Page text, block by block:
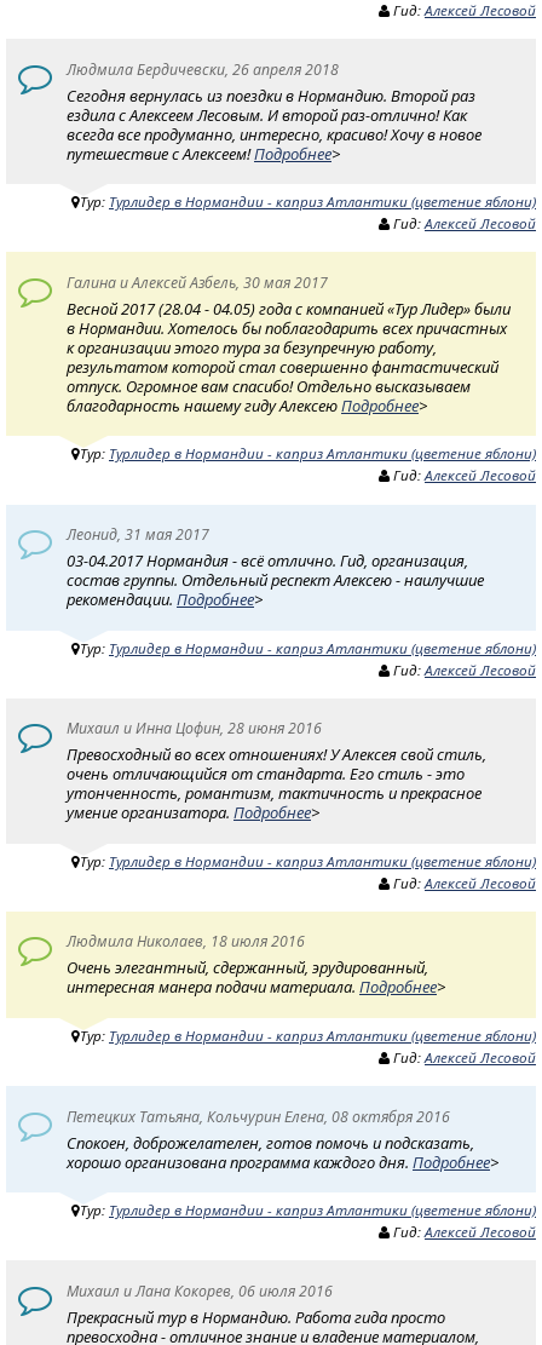
Гид:Алексей Лесовой
Людмила Бердичевски, 26 апреля 2018
Сегодня вернулась из поездки в Нормандию. Второй раз
ездила с Алексеем Лесовым. И второй раз-отлично! Как
всегда все продуманно, интересно, красиво! Хочу в новое
путешествие с Алексеем!Подробнее>
Тур: Турлидер в Нормандии - каприз Атлантики (цветение яблони)
Гид:Алексей Лесовой
Галина и Алексей Азбель, 30 мая 2017
Весной 2017 (28.04 - 04.05) года с компанией «Тур Лидер» были
в Нормандии. Хотелось бы поблагодарить всех причастных
к организации этого тура за безупречную работу,
результатом которой стал совершенно фантастический
отпуск. Огромное вам спасибо! Отдельно высказываем
благодарность нашему гиду АлексеюПодробнее>
Тур: Турлидер в Нормандии - каприз Атлантики (цветение яблони)
Гид:Алексей Лесовой
Леонид, 31 мая 2017
03-04.2017 Нормандия - всё отлично. Гид, организация,
состав группы. Отдельный респект Алексею - наилучшие
рекомендации. Подробнее>
Тур: Турлидер в Нормандии - каприз Атлантики (цветение яблони)
Гид: Алексей Лесовой
Михаил и Инна Цофин, 28 июня 2016
Превосходный во всех отношениях! У Алексея свой стиль,
очень отличающийся от стандарта. Его стиль - это
утонченность, романтизм, тактичность и прекрасное
умение организатора. Подробнее>
Тур: Турлидер в Нормандии - каприз Атлантики (цветение яблони)
Гид: Алексей Лесовой
Людмила Николаев, 18 июля 2016
Очень элегантный, сдержанный, эрудированный,
интересная манера подачи материала. Подробнее>
Тур: Турлидер в Нормандии - каприз Атлантики (цветение яблони)
Гид: Алексей Лесовой
Петецких Татьяна, Кольчурин Елена, 08 октября 2016
Спокоен, доброжелателен, готов помочь и подсказать,
хорошо организована программа каждого дня. Подробнее>
Тур: Турлидер в Нормандии - каприз Атлантики (цветение яблони)
Гид:Алексей Лесовой
Михаил и Лана Кокорев, 06 июля 2016
Прекрасный тур в Нормандию. Работа гида просто
превосходна - отличное знание и владение материалом,